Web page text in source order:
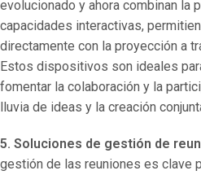
evolucionado y ahora combinan la
capacidades interactivas,
directamente con la proyección a
Estos dispositivos son ideales
fomentar la colaboración y la
lluvia de ideas y la creación
5. Soluciones de gestión de
gestión de las reuniones es clave